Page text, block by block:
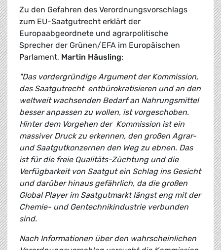
Zu den Gefahren des Verordnungsvorschlags
zum EU-Saatgutrecht erklärt der
Europaabgeordnete und agrarpolitische
Sprecher der Grünen/EFA im Europäischen
Parlament, Martin Häusling:
"Das vordergründige Argument der Kommission,
das Saatgutrecht entbürokratisieren und an den
weltweit wachsenden Bedarf an Nahrungsmittel
besser anpassen zu wollen, ist vorgeschoben.
Hinter dem Vorgehen der Kommission ist ein
massiver Druck zu erkennen, den großen Agrar-
und Saatgutkonzernen den Weg zu ebnen. Das
ist für die freie Qualitäts-Züchtung und die
Verfügbarkeit von Saatgut ein Schlag ins Gesicht
und darüber hinaus gefährlich, da die großen
Global Player im Saatgutmarkt längst eng mit der
Chemie- und Gentechnikindustrie verbunden
sind.
Nach Informationen über den wahrscheinlichen